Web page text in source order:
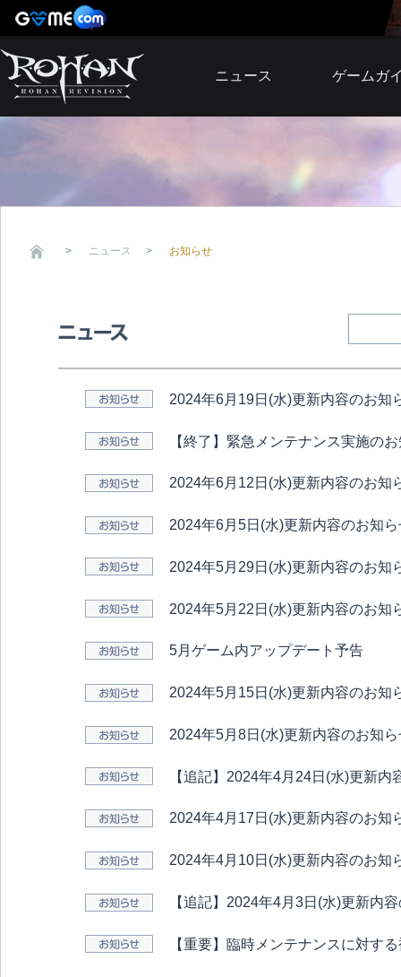
ニュース
アップデート
ゲームガ
ニュース お知らせ
2024年6月19日(水)更新内容のお知
【終了】緊急メンテナンス実施の
2024年6月12日(水)更新内容のお知
2024年6月5日(水)更新内容のお知ら
2024年5月29日(水)更新内容のお知
2024年5月22日(水)更新内容のお知
5月ゲーム内アップデート予告
2024年5月15日(水)更新内容のお知
2024年5月8日(水)更新内容のお知ら
【追記】2024年4月24日(水)更新内
2024年4月17日(水)更新内容のお知
2024年4月10日(水)更新内容のお知
【追記】2024年4月3日(水)更新内
【重要】臨時メンテナンスに対す